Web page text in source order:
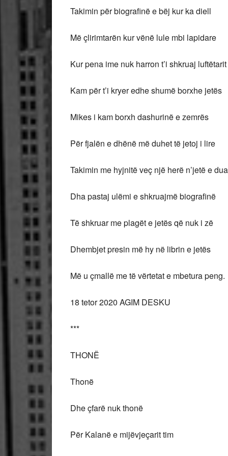
Takimin për biografinë e bëj kur ka diell
Më çlirimtarën kur vënë lule mbi lapidare
Kur pena ime nuk harron t’i shkruaj luftëtarit
Kam për t’i kryer edhe shumë borxhe jetës
Mikes i kam borxh dashurinë e zemrës
Për fjalën e dhënë më duhet të jetoj i lire
Takimin me hyjnitë veç një herë n’jetë e dua
Dha pastaj ulëmi e shkruajmë biografinë
Të shkruar me plagët e jetës që nuk i zë
Dhembjet presin më hy në librin e jetës
Më u çmallë me të vërtetat e mbetura peng.
18 tetor 2020 AGIM DESKU
***
THONË
Thonë
Dhe çfarë nuk thonë
Për Kalanë e mijëvjeçarit tim